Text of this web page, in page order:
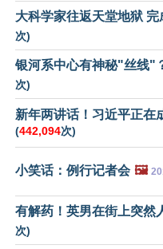
大科学家往返天堂地狱 完
次)
银河系中心有神秘"丝线"
次)
新年两讲话！习近平正在
(442,094次)
小笑话：例行记者会 🖼️
有解药！英男在街上突然
次)